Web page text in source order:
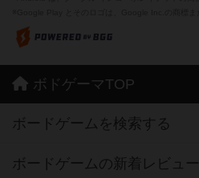
ボドゲーマTOP
ボードゲームを検索する
ボードゲームの新着レビュー